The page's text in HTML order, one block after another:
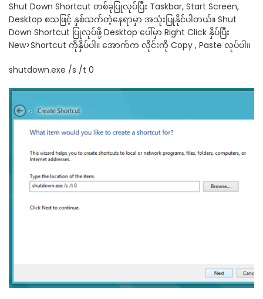
Shut Down Shortcut တစ်ခုပြုလုပ်ပြီး Taskbar, Start Screen,
Desktop စသဖြင့် နှစ်သက်တဲ့နေရာမှာ အသုံးပြုနိုင်ပါတယ်။ Shut
Down Shortcut ပြုလုပ်ဖို့ Desktop ပေါ်မှာ Right Click နှိပ်ပြီး
New>Shortcut ကိုနှိပ်ပါ။ အောက်က လိုင်းကို Copy , Paste လုပ်ပါ။
shutdown.exe /s /t 0